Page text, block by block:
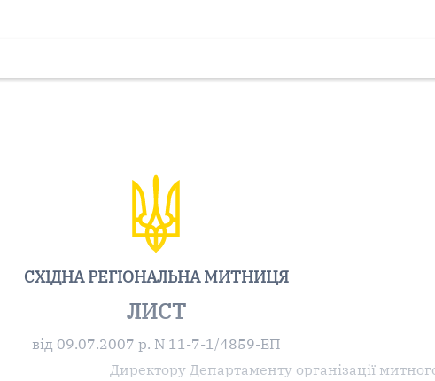
СХІДНА РЕГІОНАЛЬНА МИТНИЦЯ
ЛИСТ
від 09.07.2007 р. N 11-7-1/4859-ЕП
Директору Департаменту організації